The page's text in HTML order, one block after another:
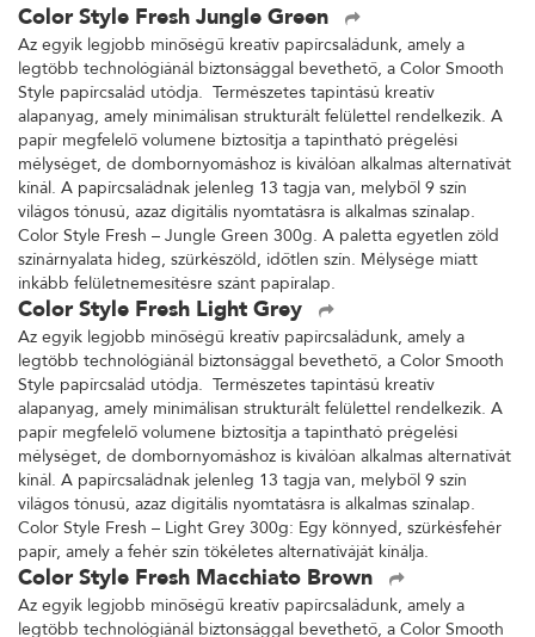
Color Style Fresh Jungle Green
Az egyik legjobb minőségű kreatív papírcsaládunk, amely a
legtöbb technológiánál biztonsággal bevethető, a Color Smooth
Style papírcsalád utódja. Természetes tapintású kreatív
alapanyag, amely minimálisan strukturált felülettel rendelkezik. A
papír megfelelő volumene biztosítja a tapintható prégelési
mélységet, de dombornyomáshoz is kiválóan alkalmas alternatívát
kínál. A papírcsaládnak jelenleg 13 tagja van, melyből 9 szín
világos tónusú, azaz digitális nyomtatásra is alkalmas színalap.
Color Style Fresh – Jungle Green 300g. A paletta egyetlen zöld
színárnyalata hideg, szürkészöld, időtlen szín. Mélysége miatt
inkább felületnemesítésre szánt papíralap.
Color Style Fresh Light Grey
Az egyik legjobb minőségű kreatív papírcsaládunk, amely a
legtöbb technológiánál biztonsággal bevethető, a Color Smooth
Style papírcsalád utódja. Természetes tapintású kreatív
alapanyag, amely minimálisan strukturált felülettel rendelkezik. A
papír megfelelő volumene biztosítja a tapintható prégelési
mélységet, de dombornyomáshoz is kiválóan alkalmas alternatívát
kínál. A papírcsaládnak jelenleg 13 tagja van, melyből 9 szín
világos tónusú, azaz digitális nyomtatásra is alkalmas színalap.
Color Style Fresh – Light Grey 300g: Egy könnyed, szürkésfehér
papír, amely a fehér szín tökéletes alternatíváját kínálja.
Color Style Fresh Macchiato Brown
Az egyik legjobb minőségű kreatív papírcsaládunk, amely a
legtöbb technológiánál biztonsággal bevethető, a Color Smooth